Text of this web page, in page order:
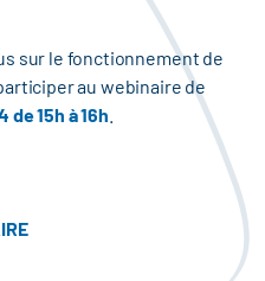
sur le fonctionnement de
au webinaire de
de 15h à 16h